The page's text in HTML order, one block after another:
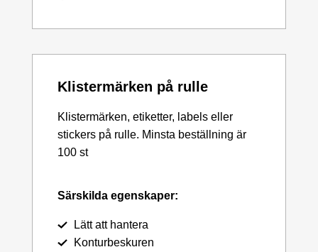
Klistermärken på rulle
Klistermärken, etiketter, labels eller
stickers på rulle. Minsta beställning är
100 st
Särskilda egenskaper:
Lätt att hantera
Konturbeskuren